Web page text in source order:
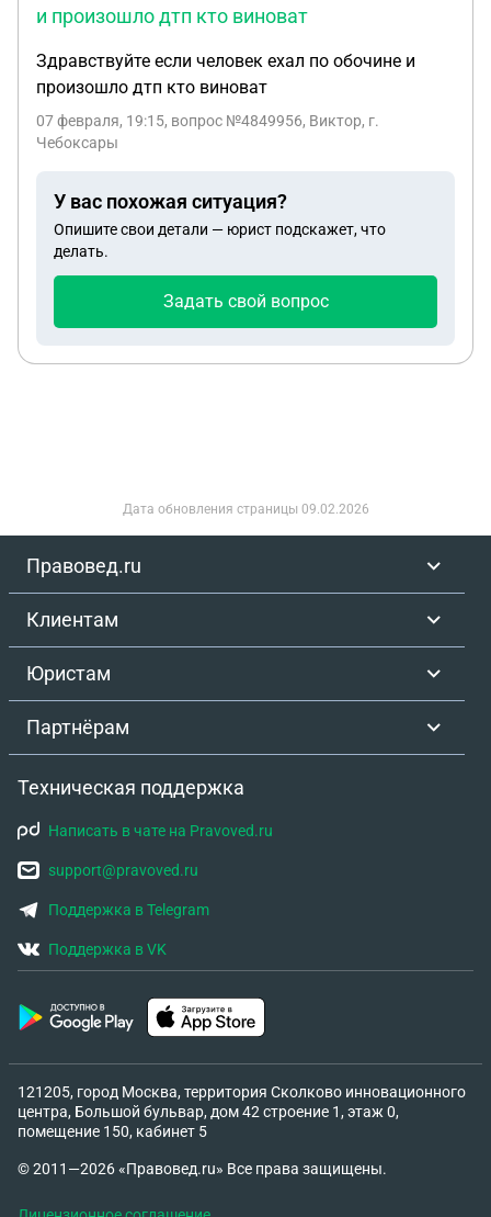
и произошло дтп кто виноват
Здравствуйте если человек ехал по обочине и
произошло дтп кто виноват
07 февраля, 19:15, вопрос №4849956, Виктор, г.
Чебоксары
У вас похожая ситуация?
Опишите свои детали — юрист подскажет, что
делать.
Задать свой вопрос
Дата обновления страницы 09.02.2026
Правовед.ru
Клиентам
Юристам
Партнёрам
Техническая поддержка
Написать в чате на Pravoved.ru
support@pravoved.ru
Поддержка в Telegram
Поддержка в VK
121205, город Москва, территория Сколково инновационного
центра, Большой бульвар, дом 42 строение 1, этаж 0,
помещение 150, кабинет 5
© 2011—2026 «Правовед.ru» Все права защищены.